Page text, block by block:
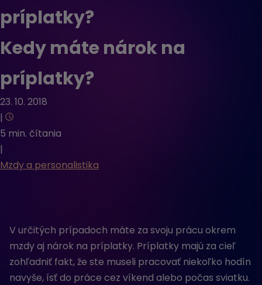
príplatky?
Kedy máte nárok na
príplatky?
23. 10. 2018
|
5 min. čítania
|
Mzdy a personalistika
V určitých prípadoch máte za svoju prácu okrem
mzdy aj nárok na príplatky. Príplatky majú za cieľ
zohľadniť fakt, že ste museli pracovať niekoľko hodín
navyše, ísť do práce cez víkend alebo počas sviatku.